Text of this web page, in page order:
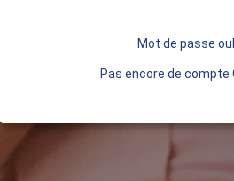
Mot de passe
Pas encore de compte